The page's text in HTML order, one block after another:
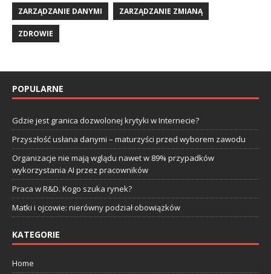
ZARZĄDZANIE DANYMI ZARZĄDZANIE ZMIANĄ
ZDROWIE
POPULARNE
Gdzie jest granica dozwolonej krytyki w Internecie?
Przyszłość usłana danymi – maturzyści przed wyborem zawodu
Organizacje nie mają wglądu nawet w 89% przypadków
wykorzystania AI przez pracowników
Praca w R&D. Kogo szuka rynek?
Matki i ojcowie: nierówny podział obowiązków
KATEGORIE
Home